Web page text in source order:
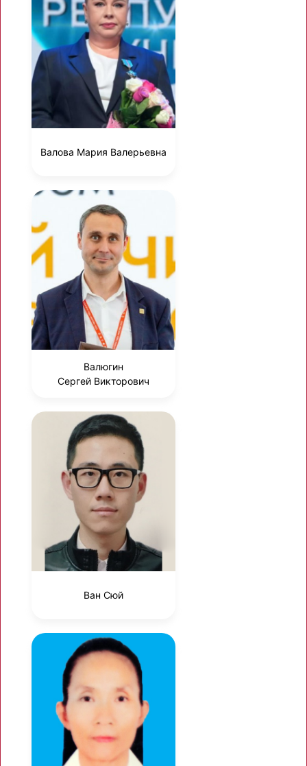
Валова Мария Валерьевна
Валюгин
Сергей Викторович
Ван Сюй